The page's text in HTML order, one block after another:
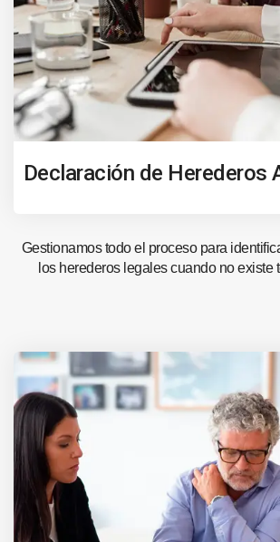
Declaración de Herederos
Gestionamos todo el proceso para
los herederos legales cuando no existe